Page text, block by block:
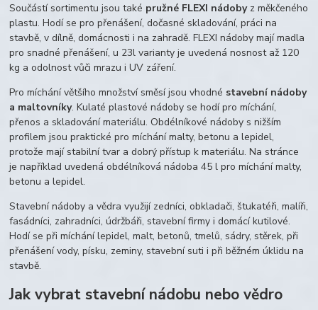
Součástí sortimentu jsou také pružné FLEXI nádobyz měkčeného
plastu. Hodí se pro přenášení, dočasné skladování, práci na
stavbě, v dílně, domácnosti i na zahradě. FLEXI nádoby mají madla
pro snadné přenášení, u 23l varianty je uvedená nosnost až 120
kg a odolnost vůči mrazu i UV záření.
Pro míchání většího množství směsí jsou vhodné stavební nádoby
a maltovníky. Kulaté plastové nádoby se hodí pro míchání,
přenos a skladování materiálu. Obdélníkové nádoby s nižším
profilem jsou praktické pro míchání malty, betonu a lepidel,
protože mají stabilní tvar a dobrý přístup k materiálu. Na stránce
je například uvedená obdélníková nádoba 45 l pro míchání malty,
betonu a lepidel.
Stavební nádoby a vědra využijí zedníci, obkladači, štukatéři, malíři,
fasádníci, zahradníci, údržbáři, stavební firmy i domácí kutilové.
Hodí se při míchání lepidel, malt, betonů, tmelů, sádry, stěrek, při
přenášení vody, písku, zeminy, stavební suti i při běžném úklidu na
stavbě.
Jak vybrat stavební nádobu nebo vědro